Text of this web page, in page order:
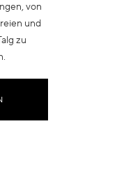
von
und
zu